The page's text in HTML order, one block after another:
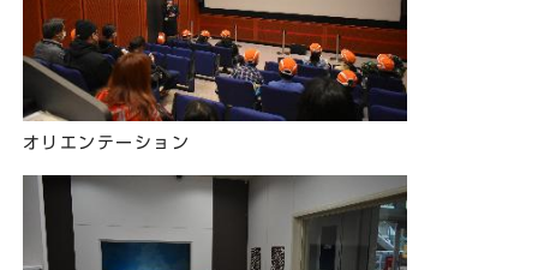
オリエンテーション